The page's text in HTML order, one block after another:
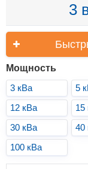
3
Мощность
3 кВа
5
12 кВа
15
30 кВа
40
100 кВа